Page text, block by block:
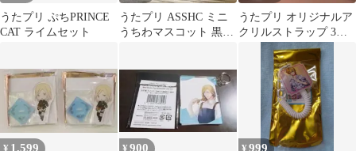
うたプリ ぷちPRINCE
CAT ライムセット
うたプリ ASSHC ミニ
うちわマスコット 黒崎
うたプリ オリジナルア
クリルストラップ 3個
1,599 900 999